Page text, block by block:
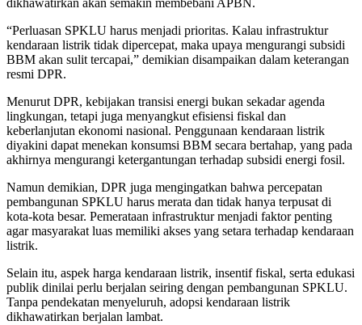
dikhawatirkan akan semakin membebani APBN.
“Perluasan SPKLU harus menjadi prioritas. Kalau infrastruktur
kendaraan listrik tidak dipercepat, maka upaya mengurangi subsidi
BBM akan sulit tercapai,” demikian disampaikan dalam keterangan
resmi DPR.
Menurut DPR, kebijakan transisi energi bukan sekadar agenda
lingkungan, tetapi juga menyangkut efisiensi fiskal dan
keberlanjutan ekonomi nasional. Penggunaan kendaraan listrik
diyakini dapat menekan konsumsi BBM secara bertahap, yang pada
akhirnya mengurangi ketergantungan terhadap subsidi energi fosil.
Namun demikian, DPR juga mengingatkan bahwa percepatan
pembangunan SPKLU harus merata dan tidak hanya terpusat di
kota-kota besar. Pemerataan infrastruktur menjadi faktor penting
agar masyarakat luas memiliki akses yang setara terhadap kendaraan
listrik.
Selain itu, aspek harga kendaraan listrik, insentif fiskal, serta edukasi
publik dinilai perlu berjalan seiring dengan pembangunan SPKLU.
Tanpa pendekatan menyeluruh, adopsi kendaraan listrik
dikhawatirkan berjalan lambat.